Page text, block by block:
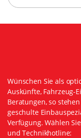
Wünschen Sie als
Auskünfte, Fahrzeug-
Beratungen, so
geschulte
Verfügung. Wählen
und Technikhotline: